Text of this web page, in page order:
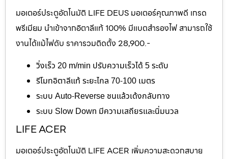
มอเตอร์ประตูอัตโนมัติ LIFE DEUS มอเตอร์คุณภาพดี เกรด
พรีเมียม นำเข้าจากอิตาลีแท้ 100% มีแบตสำรองไฟ สามารถใช้
งานได้แม้ไฟดับ ราคารวมติดตั้ง 28,900.-
วิ่งเร็ว 20 m/min ปรับความเร็วได้ 5 ระดับ
รีโมทอิตาลีแท้ ระยะไกล 70-100 เมตร
ระบบ Auto-Reverse ชนแล้วเด้งกลับทาง
ระบบ Slow Down มีความเสถียรและนิ่มนวล
LIFE ACER
มอเตอร์ประตูอัตโนมัติ LIFE ACER เพิ่มความสะดวกสบาย